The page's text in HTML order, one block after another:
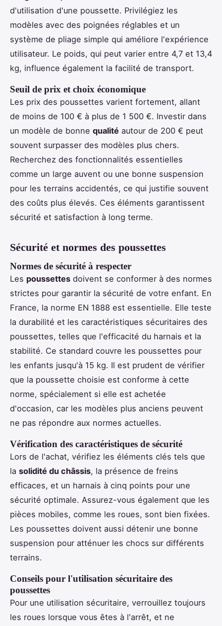
d'utilisation d'une poussette. Privilégiez les
modèles avec des poignées réglables et un
système de pliage simple qui améliore l'expérience
utilisateur. Le poids, qui peut varier entre 4,7 et 13,4
kg, influence également la facilité de transport.
Seuil de prix et choix économique
Les prix des poussettes varient fortement, allant
de moins de 100 € à plus de 1 500 €. Investir dans
un modèle de bonne qualité autour de 200 € peut
souvent surpasser des modèles plus chers.
Recherchez des fonctionnalités essentielles
comme un large auvent ou une bonne suspension
pour les terrains accidentés, ce qui justifie souvent
des coûts plus élevés. Ces éléments garantissent
sécurité et satisfaction à long terme.
Sécurité et normes des poussettes
Normes de sécurité à respecter
Les poussettes doivent se conformer à des normes
strictes pour garantir la sécurité de votre enfant. En
France, la norme EN 1888 est essentielle. Elle teste
la durabilité et les caractéristiques sécuritaires des
poussettes, telles que l'efficacité du harnais et la
stabilité. Ce standard couvre les poussettes pour
les enfants jusqu'à 15 kg. Il est prudent de vérifier
que la poussette choisie est conforme à cette
norme, spécialement si elle est achetée
d'occasion, car les modèles plus anciens peuvent
ne pas répondre aux normes actuelles.
Vérification des caractéristiques de sécurité
Lors de l'achat, vérifiez les éléments clés tels que
la solidité du châssis, la présence de freins
efficaces, et un harnais à cinq points pour une
sécurité optimale. Assurez-vous également que les
pièces mobiles, comme les roues, sont bien fixées.
Les poussettes doivent aussi détenir une bonne
suspension pour atténuer les chocs sur différents
terrains.
Conseils pour l'utilisation sécuritaire des
poussettes
Pour une utilisation sécuritaire, verrouillez toujours
les roues lorsque vous êtes à l'arrêt, et ne